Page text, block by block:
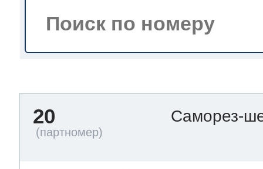
по уходу
20 Саморез-